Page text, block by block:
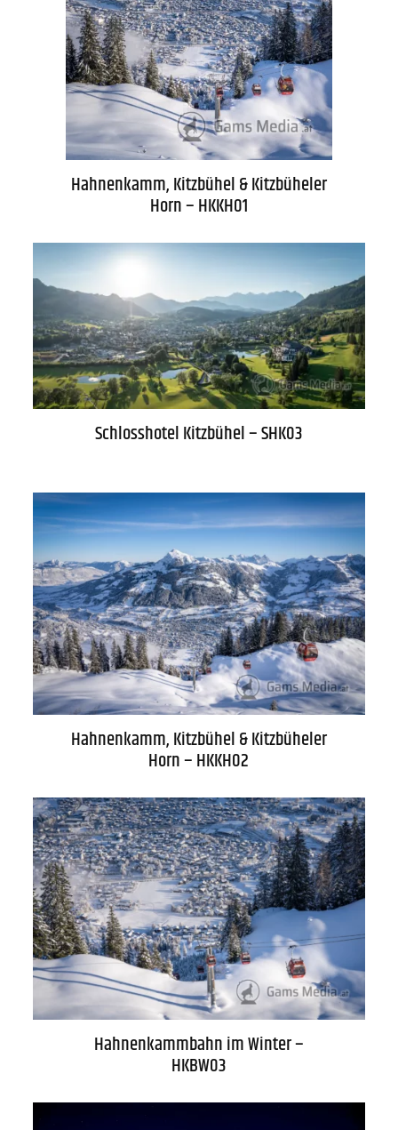
Hahnenkamm, Kitzbühel & Kitzbüheler
Horn – HKKH01
Schlosshotel Kitzbühel – SHK03
Hahnenkamm, Kitzbühel & Kitzbüheler
Horn – HKKH02
Hahnenkammbahn im Winter –
HKBW03